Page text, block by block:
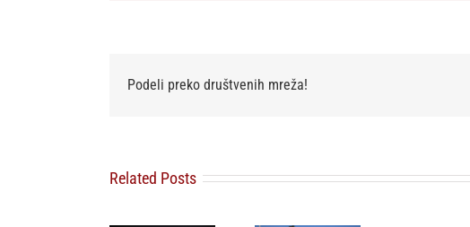
Podeli preko društvenih mreža!
Related Posts
sport u